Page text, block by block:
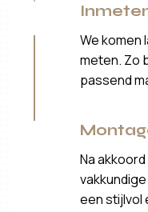
We komen
meten. Zo
passend
Na
een stijlvol